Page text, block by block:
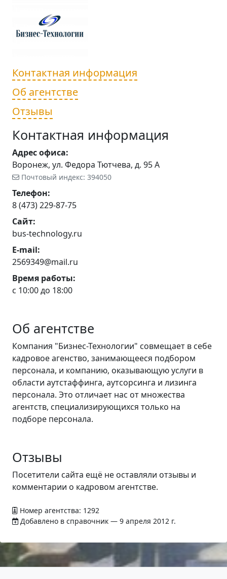
Контактная информация
Об агентстве
Отзывы
Контактная информация
Адрес офиса:
Воронеж, ул. Федора Тютчева, д. 95 А
Почтовый индекс: 394050
Телефон:
8 (473) 229-87-75
Сайт:
bus-technology.ru
E-mail:
2569349@mail.ru
Время работы:
с 10:00 до 18:00
Об агентстве
Компания "Бизнес-Технологии" совмещает в себе
кадровое агенство, занимающееся подбором
персонала, и компанию, оказывающую услуги в
области аутстаффинга, аутсорсинга и лизинга
персонала. Это отличает нас от множества
агентств, специализирующихся только на
подборе персонала.
Отзывы
Посетители сайта ещё не оставляли отзывы и
комментарии о кадровом агентстве.
Номер агентства: 1292
Добавлено в справочник — 9 апреля 2012 г.